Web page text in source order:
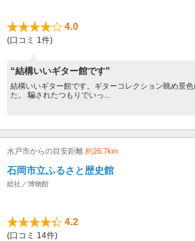
4.0
(口コミ 1件)
“結構いいギター館です”
結構いいギター館です。ギターコレクション眺め景
た。 騙されたつもりでいっ...
水戸市からの目安距離 約26.7km
石岡市立ふるさと歴史館
総社／博物館
4.2
(口コミ 14件)